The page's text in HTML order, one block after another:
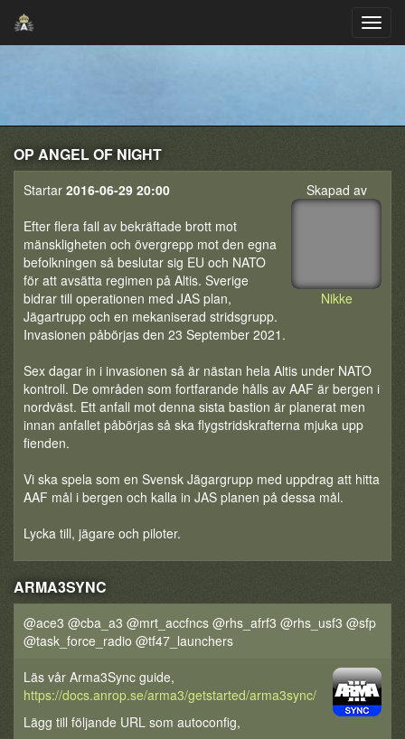
OP ANGEL OF NIGHT
Skapad av
Nikke
Startar 2016-06-29 20:00
Efter flera fall av bekräftade brott mot
mänskligheten och övergrepp mot den egna
befolkningen så beslutar sig EU och NATO
för att avsätta regimen på Altis. Sverige
bidrar till operationen med JAS plan,
Jägartrupp och en mekaniserad stridsgrupp.
Invasionen påbörjas den 23 September 2021.
Sex dagar in i invasionen så är nästan hela Altis under NATO
kontroll. De områden som fortfarande hålls av AAF är bergen i
nordväst. Ett anfall mot denna sista bastion är planerat men
innan anfallet påbörjas så ska flygstridskrafterna mjuka upp
fienden.
Vi ska spela som en Svensk Jägargrupp med uppdrag att hitta
AAF mål i bergen och kalla in JAS planen på dessa mål.
Lycka till, jägare och piloter.
ARMA3SYNC
@ace3 @cba_a3 @mrt_accfncs @rhs_afrf3 @rhs_usf3 @sfp
@task_force_radio @tf47_launchers
Läs vår Arma3Sync guide,
https://docs.anrop.se/arma3/getstarted/arma3sync/
Lägg till följande URL som autoconfig,